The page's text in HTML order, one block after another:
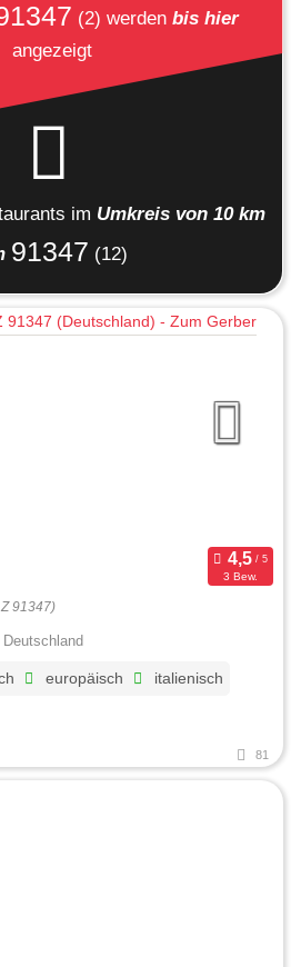
(2) werden bis hier
angezeigt
im Umkreis von 10 km
91347 (12)
3 Bew.
91347)
europäisch italienisch
81